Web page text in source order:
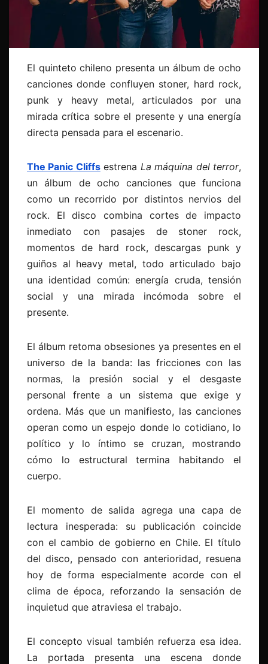
El quinteto chileno presenta un álbum de ocho
canciones donde confluyen stoner, hard rock,
punk y heavy metal, articulados por una
mirada crítica sobre el presente y una energía
directa pensada para el escenario.
The Panic Cliffsestrena La máquina del terror,
un álbum de ocho canciones que funciona
como un recorrido por distintos nervios del
rock. El disco combina cortes de impacto
inmediato con pasajes de stoner rock,
momentos de hard rock, descargas punk y
guiños al heavy metal, todo articulado bajo
una identidad común: energía cruda, tensión
social y una mirada incómoda sobre el
presente.
El álbum retoma obsesiones ya presentes en el
universo de la banda: las fricciones con las
normas, la presión social y el desgaste
personal frente a un sistema que exige y
ordena. Más que un manifiesto, las canciones
operan como un espejo donde lo cotidiano, lo
político y lo íntimo se cruzan, mostrando
cómo lo estructural termina habitando el
cuerpo.
El momento de salida agrega una capa de
lectura inesperada: su publicación coincide
con el cambio de gobierno en Chile. El título
del disco, pensado con anterioridad, resuena
hoy de forma especialmente acorde con el
clima de época, reforzando la sensación de
inquietud que atraviesa el trabajo.
El concepto visual también refuerza esa idea.
La portada presenta una escena donde